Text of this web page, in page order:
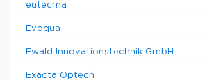
eutecma
Evoqua
Ewald Innovationstechnik GmbH
Exacta Optech